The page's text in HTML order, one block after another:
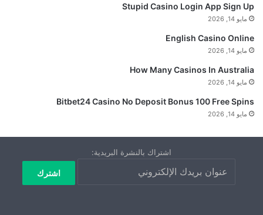
Stupid Casino Login App Sign Up
مايو 14, 2026
English Casino Online
مايو 14, 2026
How Many Casinos In Australia
مايو 14, 2026
Bitbet24 Casino No Deposit Bonus 100 Free Spins
مايو 14, 2026
اشتراك بالنشرة البريدية: